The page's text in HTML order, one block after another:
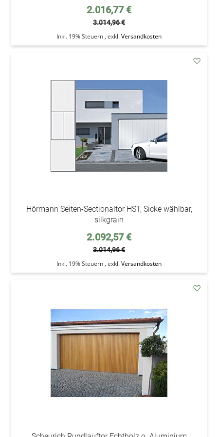
Sonderpreis
2.016,77 €
3.014,96 €
Inkl. 19% Steuern , exkl.Versandkosten
Hörmann Seiten-Sectionaltor HST, Sicke wählbar,
silkgrain
Sonderpreis
2.092,57 €
3.014,96 €
Inkl. 19% Steuern , exkl.Versandkosten